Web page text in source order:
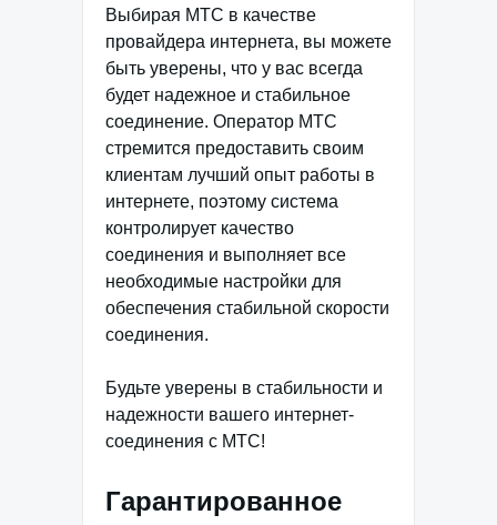
Выбирая МТС в качестве
провайдера интернета, вы можете
быть уверены, что у вас всегда
будет надежное и стабильное
соединение. Оператор МТС
стремится предоставить своим
клиентам лучший опыт работы в
интернете, поэтому система
контролирует качество
соединения и выполняет все
необходимые настройки для
обеспечения стабильной скорости
соединения.
Будьте уверены в стабильности и
надежности вашего интернет-
соединения с МТС!
Гарантированное